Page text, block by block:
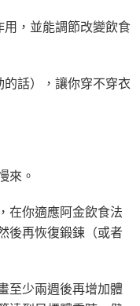
，並能調節改變飲食
話），讓你穿不穿衣
來。
在你適應阿金飲食法
後再恢復鍛鍊（或者
至少兩週後再增加體